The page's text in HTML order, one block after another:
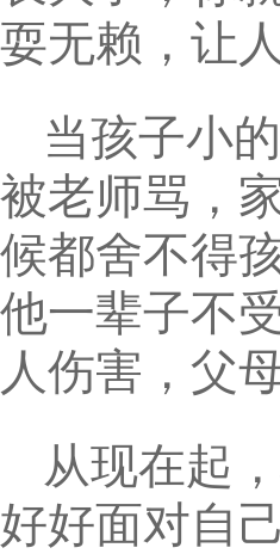
耍无赖，让
当孩子小
被老师骂，
候都舍不得
他一辈子不
人伤害，父
从现在起
好好面对自